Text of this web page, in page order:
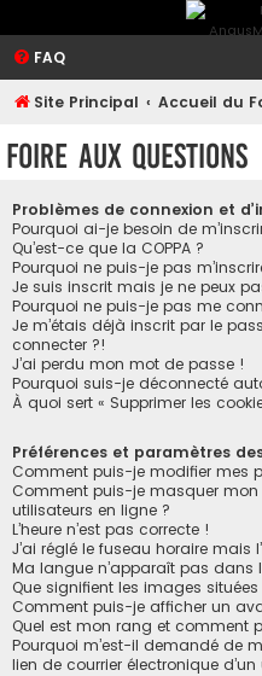
FAQ
Site Principal Accueil du
Foire aux questions
Problèmes de connexion et
Pourquoi ai-je besoin de
Qu’est-ce que la COPPA ?
Pourquoi ne puis-je pas
Je suis inscrit mais je ne peux
Pourquoi ne puis-je pas me
Je m’étais déjà inscrit par le
connecter ?!
J’ai perdu mon mot de passe !
Pourquoi suis-je déconnecté
À quoi sert « Supprimer les
Préférences et paramètres
Comment puis-je modifier mes
Comment puis-je masquer mon
utilisateurs en ligne ?
L’heure n’est pas correcte !
J’ai réglé le fuseau horaire mais
Ma langue n’apparaît pas dans
Que signifient les images
Comment puis-je afficher un
Quel est mon rang et comment
Pourquoi m’est-il demandé de
lien de courrier électronique d’un